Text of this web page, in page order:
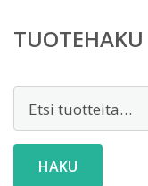
TUOTEHAKU
HAKU